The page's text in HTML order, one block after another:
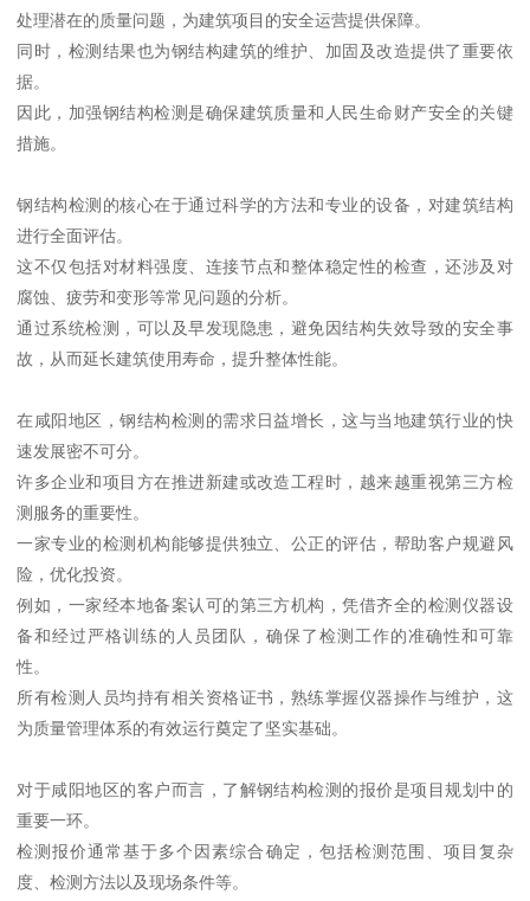
处理潜在的质量问题，为建筑项目的安全运营提供保障。
同时，检测结果也为钢结构建筑的维护、加固及改造提供了重要依
据。
因此，加强钢结构检测是确保建筑质量和人民生命财产安全的关键
措施。
钢结构检测的核心在于通过科学的方法和专业的设备，对建筑结构
进行全面评估。
这不仅包括对材料强度、连接节点和整体稳定性的检查，还涉及对
腐蚀、疲劳和变形等常见问题的分析。
通过系统检测，可以及早发现隐患，避免因结构失效导致的安全事
故，从而延长建筑使用寿命，提升整体性能。
在咸阳地区，钢结构检测的需求日益增长，这与当地建筑行业的快
速发展密不可分。
许多企业和项目方在推进新建或改造工程时，越来越重视第三方检
测服务的重要性。
一家专业的检测机构能够提供独立、公正的评估，帮助客户规避风
险，优化投资。
例如，一家经本地备案认可的第三方机构，凭借齐全的检测仪器设
备和经过严格训练的人员团队，确保了检测工作的准确性和可靠
性。
所有检测人员均持有相关资格证书，熟练掌握仪器操作与维护，这
为质量管理体系的有效运行奠定了坚实基础。
对于咸阳地区的客户而言，了解钢结构检测的报价是项目规划中的
重要一环。
检测报价通常基于多个因素综合确定，包括检测范围、项目复杂
度、检测方法以及现场条件等。